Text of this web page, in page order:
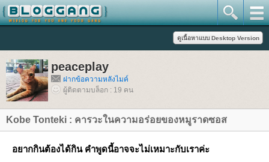
peaceplay
ฝากข้อความหลังไมค์
ผู้ติดตามบล็อก : 19 คน
Kobe Tonteki : คารวะในความอร่อยของหมูราดซอส
อยากกินต้องได้กิน คำพูดนี้อาจจะไม่เหมาะกับเราค่ะ